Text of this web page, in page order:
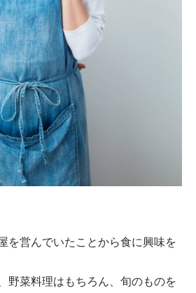
を営んでいたことから食に興味を
野菜料理はもちろん、旬のものを